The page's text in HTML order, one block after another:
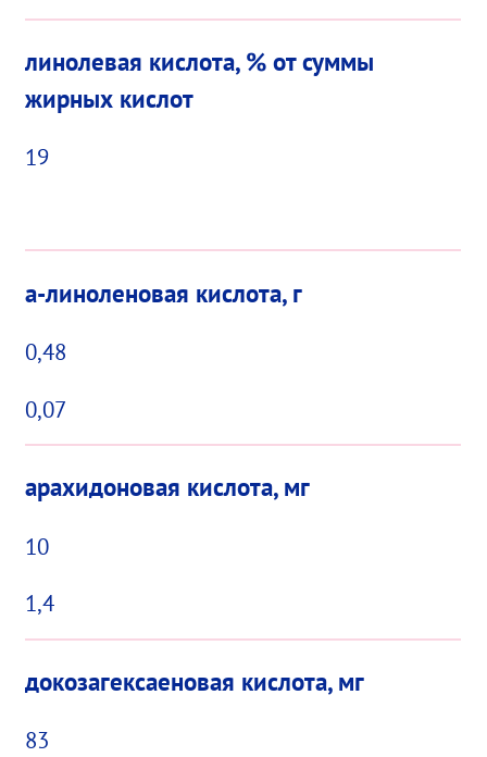
линолевая кислота, % от суммы
жирных кислот
19
a-линоленовая кислота, г
0,48
0,07
арахидоновая кислота, мг
10
1,4
докозагексаеновая кислота, мг
83